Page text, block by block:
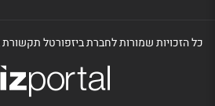
כל הזכויות שמורות לחברת ביזפורטל